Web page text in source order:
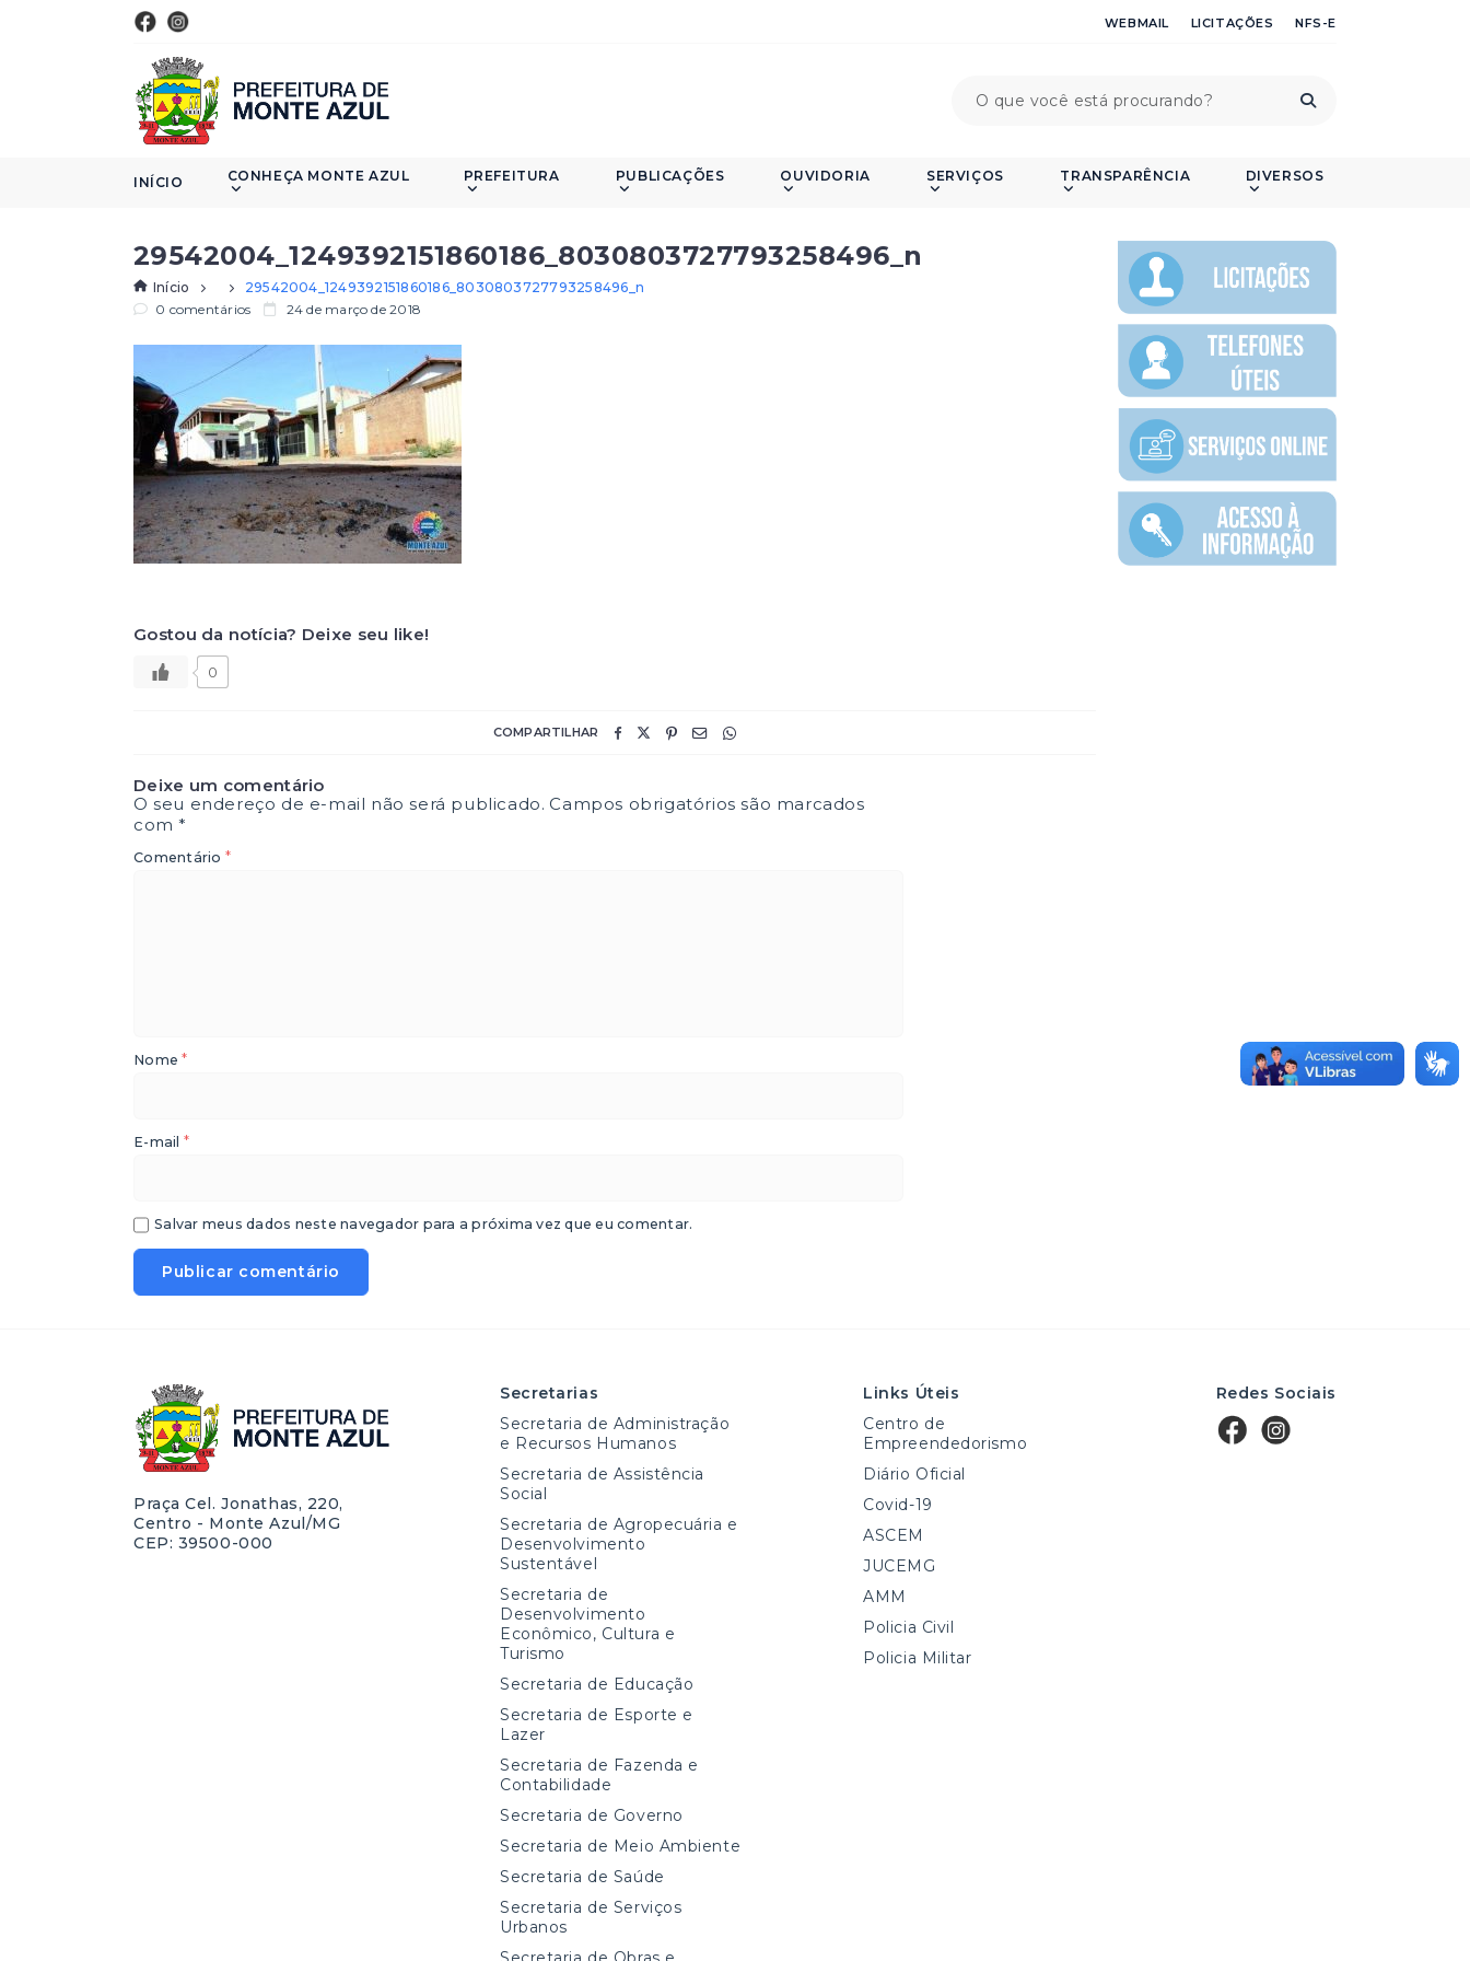
WEBMAIL LICITAÇÕES NFS-E
INÍCIO CONHEÇA MONTE AZUL PREFEITURA PUBLICAÇÕES OUVIDORIA SERVIÇOS TRANSPARÊNCIA DIVERSOS
29542004_1249392151860186_8030803727793258496_n
Início
29542004_1249392151860186_8030803727793258496_n
0 comentários
24 de março de 2018
Gostou da notícia? Deixe seu like!
0
COMPARTILHAR
Deixe um comentário
O seu endereço de e-mail não será publicado. Campos obrigatórios são marcados
com*
Comentário *
Nome*
E-mail *
Salvar meus dados neste navegador para a próxima vez que eu comentar.
Praça Cel. Jonathas, 220,
Centro - Monte Azul/MG
CEP: 39500-000
Secretarias
Secretaria de Administração
e Recursos Humanos
Secretaria de Assistência
Social
Secretaria de Agropecuária e
Desenvolvimento
Sustentável
Secretaria de
Desenvolvimento
Econômico, Cultura e
Turismo
Secretaria de Educação
Secretaria de Esporte e
Lazer
Secretaria de Fazenda e
Contabilidade
Secretaria de Governo
Secretaria de Meio Ambiente
Secretaria de Saúde
Secretaria de Serviços
Urbanos
Links Úteis
Centro de
Empreendedorismo
Diário Oficial
Covid-19
ASCEM
JUCEMG
AMM
Policia Civil
Policia Militar
Redes Sociais